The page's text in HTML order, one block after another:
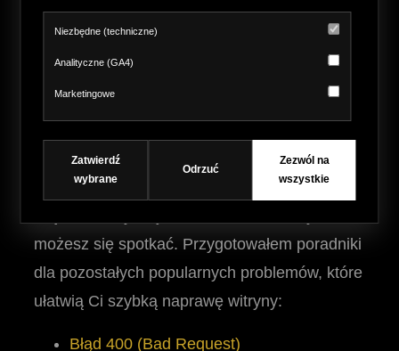
doprowadzić do nieprzewidzianego błędu
Sprawdź najczęściej
spotykane błędy HTTP
możesz się spotkać. Przygotowałem poradniki
dla pozostałych popularnych problemów, które
ułatwią Ci szybką naprawę witryny:
Błąd 400 (Bad Request)
Niezbędne (techniczne)
Analityczne (GA4)
Marketingowe
Zatwierdź
wybrane
Odrzuć
Zezwól na
wszystkie